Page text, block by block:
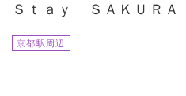
Ｓｔａｙ ＳＡＫＵＲＡ
京都駅周辺